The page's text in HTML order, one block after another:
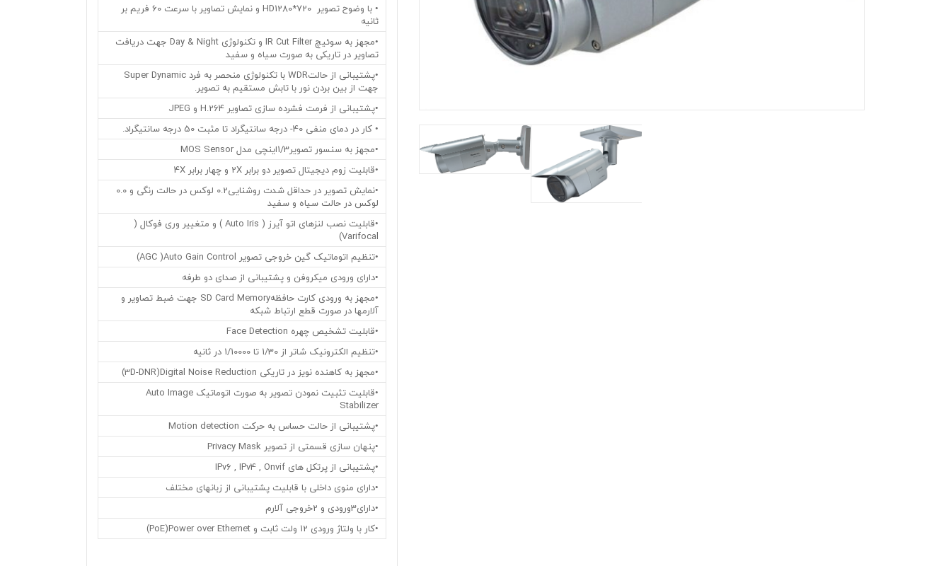
• با وضوح تصویر HD1280*720 و نمایش تصاویر با سرعت 60 فریم بر
ثانیه
•مجهز به سوئیچ IR Cut Filter و تکنولوژی Day & Night جهت دریافت
تصاویر در تاریکی به صورت سیاه و سفید
•پشتیبانی از حالتWDR با تکنولوژی منحصر به فرد Super Dynamic
جهت از بین بردن نور با تابش مستقیم به تصویر.
•پشتیبانی از فرمت فشرده سازی تصاویر H.264 و JPEG
• کار در دمای منفی 40- درجه سانتیگراد تا مثبت 50 درجه سانتیگراد.
•مجهز به سنسور تصویر1/3اینچی مدل MOS Sensor
•قابلیت زوم دیجیتال تصویر دو برابر 2X و چهار برابر 4X
•نمایش تصویر در حداقل شدت روشنایی0.2 لوکس در حالت رنگی و 0.0
لوکس در حالت سیاه و سفید
•قابلیت نصب لنزهای اتو آیرز ( Auto Iris ) و متغییر وری فوکال (
Varifocal)
•تنظیم اتوماتیک گین خروجی تصویر AGC )Auto Gain Control)
•دارای ورودی میکروفن و پشتیبانی از صدای دو طرفه
•مجهز به ورودی کارت حافظهSD Card Memory جهت ضبط تصاویر و
آلارمها در صورت قطع ارتباط شبکه
•قابلیت تشخیص چهره Face Detection
•تنظیم الکترونیک شاتر از 1/30 تا 1/10000 در ثانیه
•مجهز به کاهنده نویز در تاریکی 3D-DNR)Digital Noise Reduction)
•قابلیت تثبیت نمودن تصویر به صورت اتوماتیک Auto Image
Stabilizer
•پشتیبانی از حالت حساس به حرکت Motion detection
•پنهان سازی قسمتی از تصویر Privacy Mask
•پشتیبانی از پرتکل های IPv6 , IPv4 , Onvif
•دارای منوی داخلی با قابلیت پشتیبانی از زبانهای مختلف
•دارای3ورودی و 2خروجی آلارم
•کار با ولتاژ ورودی 12 ولت ثابت و PoE)Power over Ethernet)